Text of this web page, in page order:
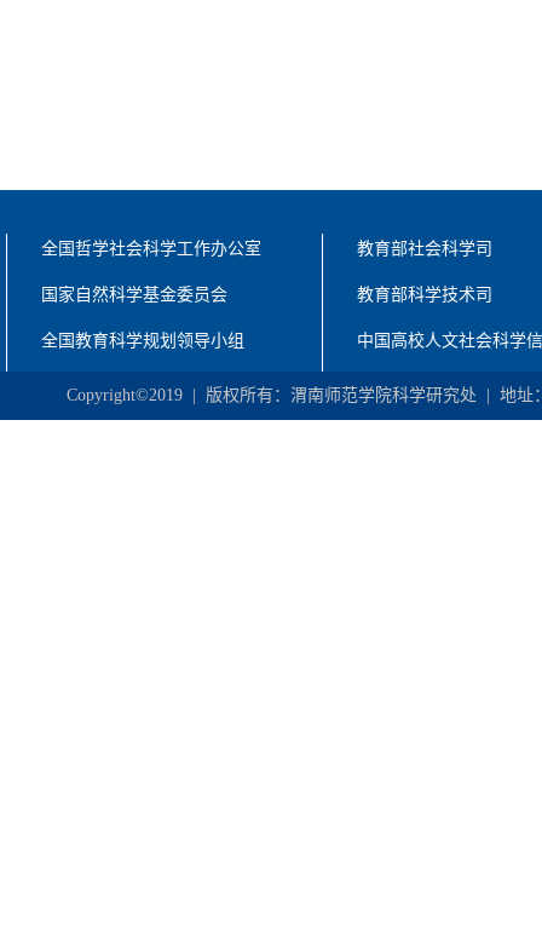
全国哲学社会科学工作办公室
国家自然科学基金委员会
全国教育科学规划领导小组
教育部社会科学司
教育部科学技术司
中国高校人文社会科学
Copyright©2019 | 版权所有：渭南师范学院科学研究处 | 地址